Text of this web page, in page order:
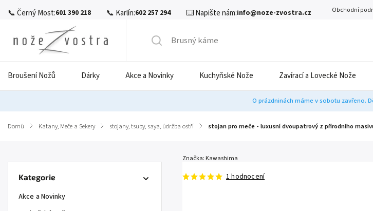
📞 Černý Most:601 390 218 📞 Karlín:602 257 294 ⌨️ Napište nám:info@noze-zvostra.cz Obchodní
Broušení Nožů Dárky Akce a Novinky Kuchyňské Nože Zavírací a Lovecké Nože
O prázdninách máme v sobotu zavřeno.
Domů / Katany, Meče a Sekery / stojany, tsuby, saya, údržba ostří / stojan pro meče - luxusní dvoupatrový z přírodního
Kategorie
Akce a Novinky
1 hodnocení
Značka: Kawashima